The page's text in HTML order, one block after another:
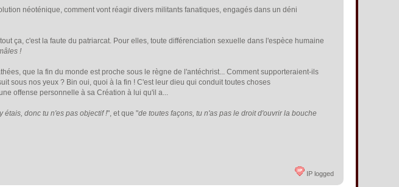
néoténique, comment vont réagir divers militants fanatiques, engagés dans un déni
ça, c'est la faute du patriarcat. Pour elles, toute différenciation sexuelle dans l'espèce humaine
!
que la fin du monde est proche sous le règne de l'antéchrist... Comment supporteraient-ils
sous nos yeux ? Bin oui, quoi à la fin ! C'est leur dieu qui conduit toutes choses
offense personnelle à sa Création à lui qu'il a...
étais, donc tu n'es pas objectif !", et que "de toutes façons, tu n'as pas le droit d'ouvrir la bouche
IP logged